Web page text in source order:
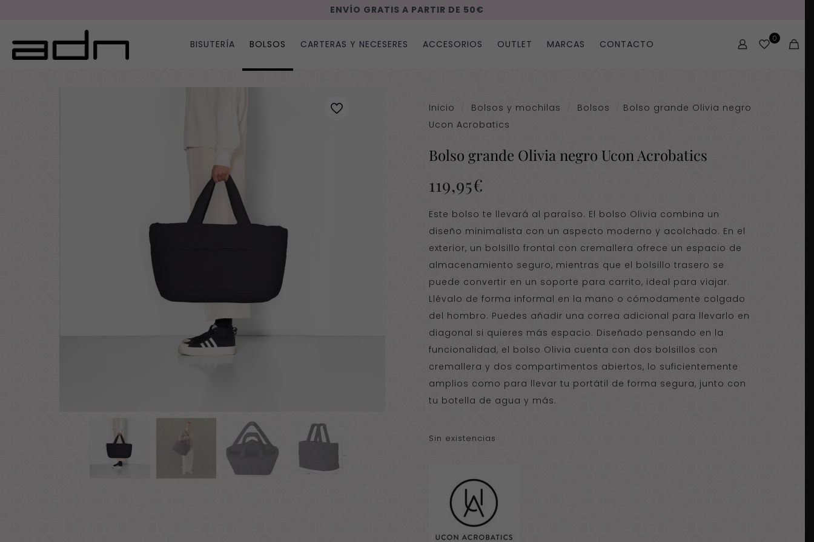
ENVÍO GRATIS A PARTIR DE 50€
BISUTERÍA BOLSOS CARTERAS Y NECESERES ACCESORIOS OUTLET MARCAS CONTACTO 0
Inicio Bolsos y mochilas Bolsos
Bolso grande Olivia negro
Ucon Acrobatics
Bolso grande Olivia negro Ucon Acrobatics
119,95€
Este bolso te llevará al paraíso. El bolso Olivia combina un
diseño minimalista con un aspecto moderno y acolchado. En el
exterior, un bolsillo frontal con cremallera ofrece un espacio de
almacenamiento seguro, mientras que el bolsillo trasero se
puede convertir en un soporte para carrito, ideal para viajar.
Llévalo de forma informal en la mano o cómodamente colgado
del hombro. Puedes añadir una correa adicional para llevarlo en
diagonal si quieres más espacio. Diseñado pensando en la
funcionalidad, el bolso Olivia cuenta con dos bolsillos con
cremallera y dos compartimentos abiertos, lo suficientemente
amplios como para llevar tu portátil de forma segura, junto con
tu botella de agua y más.
Sin existencias